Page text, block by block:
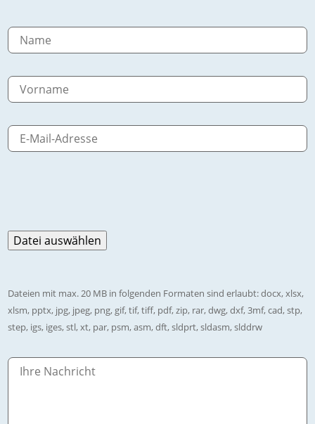
Dateien mit max. 20 MB in folgenden Formaten sind erlaubt: docx, xlsx,
xlsm, pptx, jpg, jpeg, png, gif, tif, tiff, pdf, zip, rar, dwg, dxf, 3mf, cad, stp,
step, igs, iges, stl, xt, par, psm, asm, dft, sldprt, sldasm, slddrw